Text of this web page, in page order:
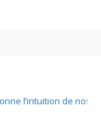
l’intuition de nos